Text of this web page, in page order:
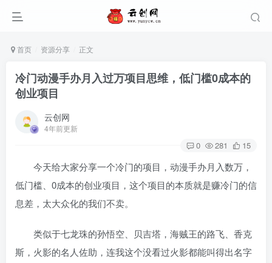
首页 资源分享 正文
冷门动漫手办月入过万项目思维，低门槛0成本的
创业项目
云创网
4年前更新
0 281 15
今天给大家分享一个冷门的项目，动漫手办月入数万，
低门槛、0成本的创业项目，这个项目的本质就是赚冷门的信
息差，太大众化的我们不卖。
类似于七龙珠的孙悟空、贝吉塔，海贼王的路飞、香克
斯，火影的名人佐助，连我这个没看过火影都能叫得出名字